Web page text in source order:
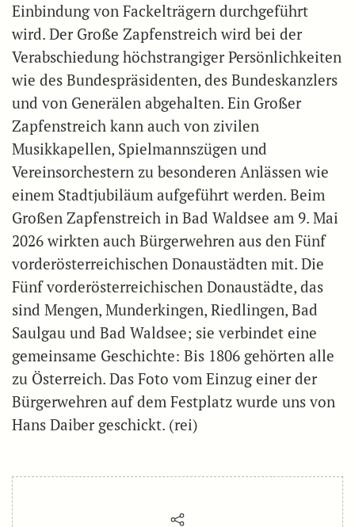
Einbindung von Fackelträgern durchgeführt
wird. Der Große Zapfenstreich wird bei der
Verabschiedung höchstrangiger Persönlichkeiten
wie des Bundespräsidenten, des Bundeskanzlers
und von Generälen abgehalten. Ein Großer
Zapfenstreich kann auch von zivilen
Musikkapellen, Spielmannszügen und
Vereinsorchestern zu besonderen Anlässen wie
einem Stadtjubiläum aufgeführt werden. Beim
Großen Zapfenstreich in Bad Waldsee am 9. Mai
2026 wirkten auch Bürgerwehren aus den Fünf
vorderösterreichischen Donaustädten mit. Die
Fünf vorderösterreichischen Donaustädte, das
sind Mengen, Munderkingen, Riedlingen, Bad
Saulgau und Bad Waldsee; sie verbindet eine
gemeinsame Geschichte: Bis 1806 gehörten alle
zu Österreich. Das Foto vom Einzug einer der
Bürgerwehren auf dem Festplatz wurde uns von
Hans Daiber geschickt. (rei)